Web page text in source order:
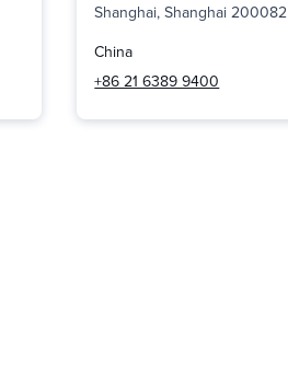
Shanghai, Shanghai 200082
China
+86 21 6389 9400